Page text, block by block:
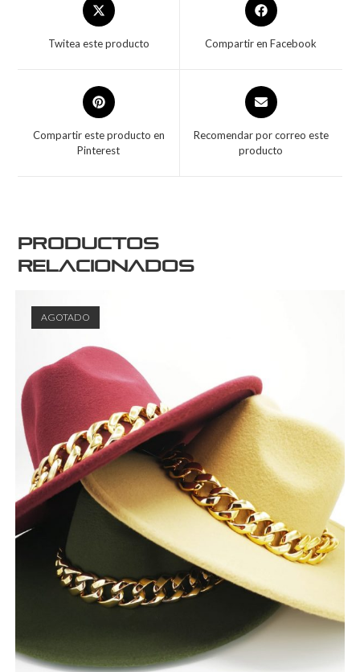
Twitea este producto Compartir en Facebook
Compartir este producto en
Pinterest
Recomendar por correo este
producto
Productos
relacionados
AGOTADO